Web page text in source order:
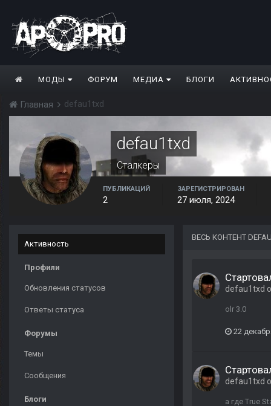
МОДЫ ФОРУМ МЕДИА БЛОГИ
Главная defau1txd
defau1txd
Сталкеры
ПУБЛИКАЦИЙ
2
ЗАРЕГИСТРИРОВАН
27 июля, 2024
Активность
Профили
Обновления статусов
Ответы статуса
Форумы
Темы
Сообщения
Блоги
ВЕСЬ КОНТЕНТ
defau1txd
olr 3.0
22
defau1txd
а где True